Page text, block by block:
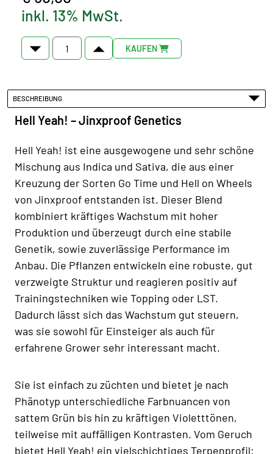
inkl. 13% MwSt.
KAUFEN
BESCHREIBUNG
Hell Yeah! – Jinxproof Genetics
Hell Yeah! ist eine ausgewogene und sehr schöne
Mischung aus Indica und Sativa, die aus einer
Kreuzung der Sorten Go Time und Hell on Wheels
von Jinxproof entstanden ist. Dieser Blend
kombiniert kräftiges Wachstum mit hoher
Produktion und überzeugt durch eine stabile
Genetik, sowie zuverlässige Performance im
Anbau. Die Pflanzen entwickeln eine robuste, gut
verzweigte Struktur und reagieren positiv auf
Trainingstechniken wie Topping oder LST.
Dadurch lässt sich das Wachstum gut steuern,
was sie sowohl für Einsteiger als auch für
erfahrene Grower sehr interessant macht.
Sie ist einfach zu züchten und bietet je nach
Phänotyp unterschiedliche Farbnuancen von
sattem Grün bis hin zu kräftigen Violetttönen,
teilweise mit auffälligen Kontrasten. Vom Geruch
bietet Hell Yeah! ein vielschichtiges Terpenprofil: